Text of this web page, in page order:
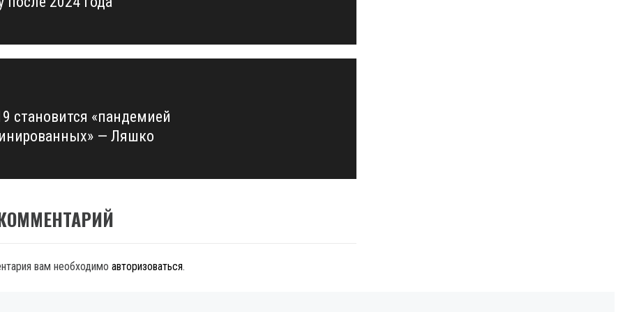
становится «пандемией
— Ляшко
вам необходимо авторизоваться.